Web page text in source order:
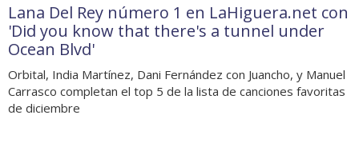
Lana Del Rey número 1 en LaHiguera.net con
'Did you know that there's a tunnel under
Ocean Blvd'
Orbital, India Martínez, Dani Fernández con Juancho, y Manuel
Carrasco completan el top 5 de la lista de canciones favoritas
de diciembre